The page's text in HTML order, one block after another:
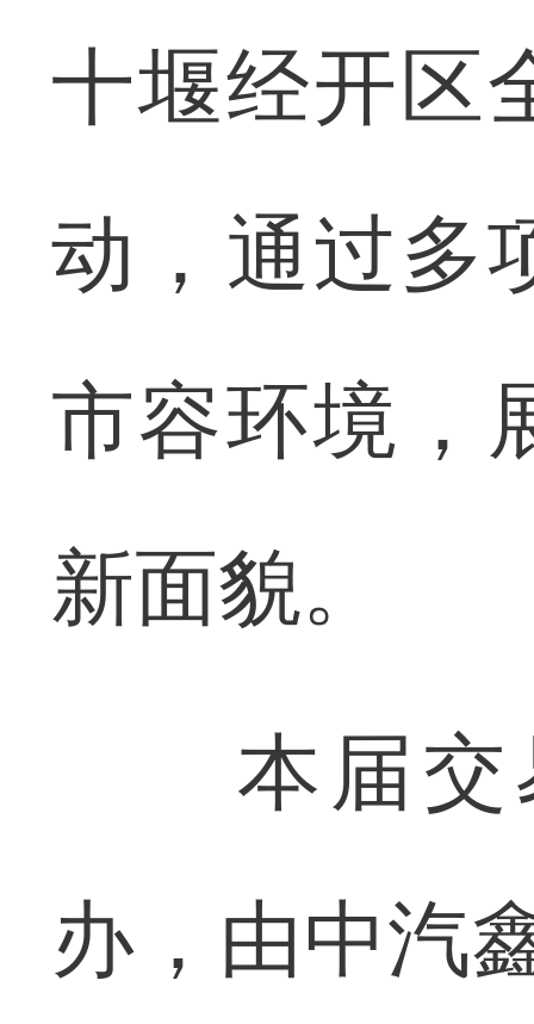
十堰经开区
动，通过多
市容环境，
新面貌。
本届交易
办，由中汽